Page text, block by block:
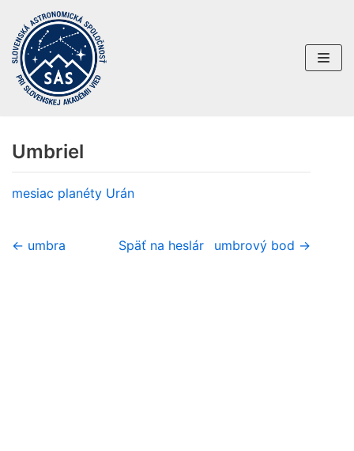
Preskočiť
na
obsah
Umbriel
mesiac planéty Urán
← umbra Späť na heslár umbrový bod →